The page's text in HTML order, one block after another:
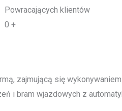
Powracających klientów
0 +
zajmującą się
i bram wjazdowych z